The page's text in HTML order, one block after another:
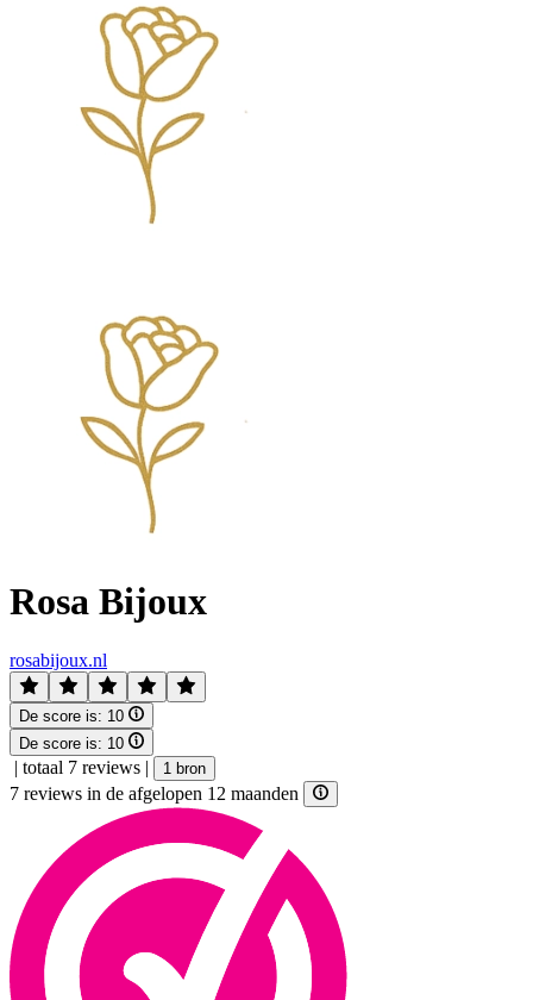
Rosa Bijoux
rosabijoux.nl
De score is: 10
De score is: 10
| totaal 7 reviews | 1 bron
7 reviews in de afgelopen 12 maanden